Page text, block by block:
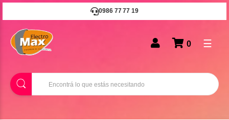
0986 77 77 19
B
u
0 ☰